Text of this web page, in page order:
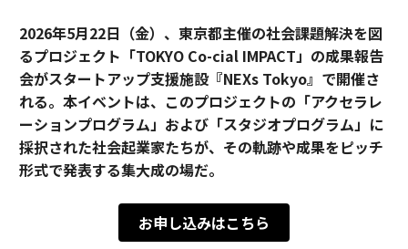
2026年5月22日（金）、東京都主催の社会課題解決を図
るプロジェクト「TOKYO Co-cial IMPACT」の成果報告
会がスタートアップ支援施設『NEXs Tokyo』で開催さ
れる。本イベントは、このプロジェクトの「アクセラレ
ーションプログラム」および「スタジオプログラム」に
採択された社会起業家たちが、その軌跡や成果をピッチ
形式で発表する集大成の場だ。
お申し込みはこちら